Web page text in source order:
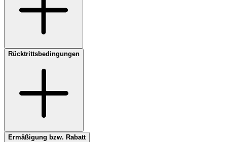
Rücktrittsbedingungen
Ermäßigung bzw. Rabatt